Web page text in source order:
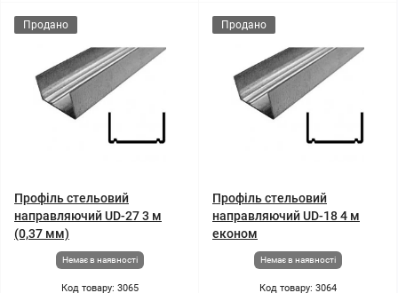
Продано
Профіль стельовий
направляючий UD-27 3 м
(0,37 мм)
Немає в наявності
Код товару: 3065
Продано
Профіль стельовий
направляючий UD-18 4 м
економ
Немає в наявності
Код товару: 3064